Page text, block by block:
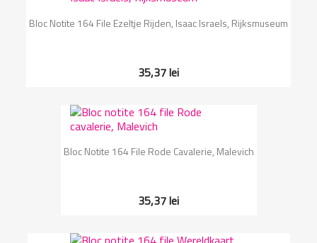
Bloc Notite 164 File Ezeltje Rijden, Isaac Israels, Rijksmuseum
35,37 lei
Bloc Notite 164 File Rode Cavalerie, Malevich
35,37 lei